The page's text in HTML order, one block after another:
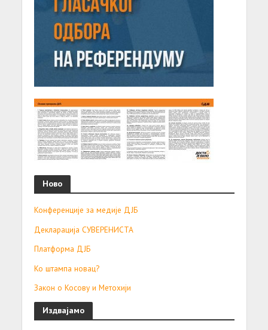
Ново
Конференције за медије ДЈБ
Декларација СУВЕРЕНИСТА
Платформа ДЈБ
Ко штампа новац?
Закон о Косову и Метохији
Издвајамо